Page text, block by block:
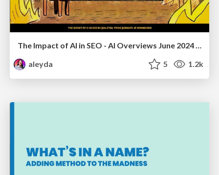
The Impact of AI in SEO - AI Overviews June 2024 Edition
aleyda
5 1.2k